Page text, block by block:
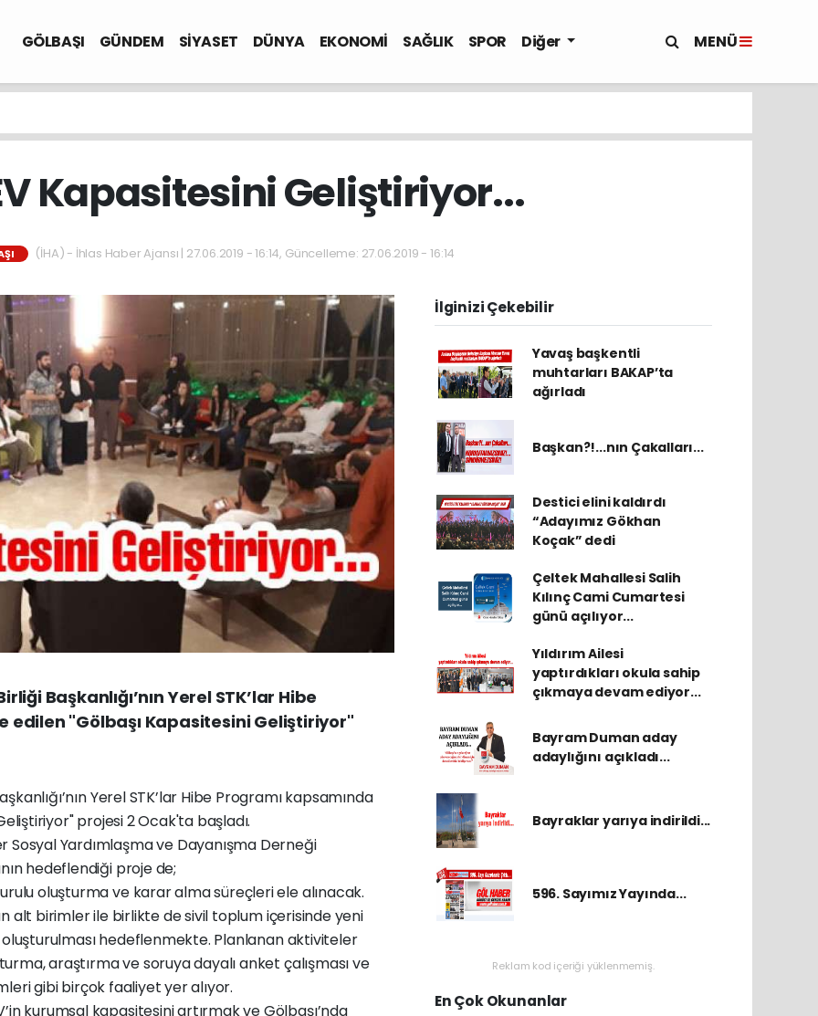
GÖLBAŞI GÜNDEM SİYASET DÜNYA EKONOMİ SAĞLIK SPOR Diğer MENÜ
Kapasitesini Geliştiriyor...
(İHA) - İhlas Haber Ajansı | 27.06.2019 - 16:14, Güncelleme: 27.06.2019 - 16:14
Başkanlığı’nın Yerel STK’lar Hibe
edilen "Gölbaşı Kapasitesini Geliştiriyor"
Yerel STK’lar Hibe Programı kapsamında
projesi 2 Ocak'ta başladı.
Sosyal Yardımlaşma ve Dayanışma Derneği
hedeflendiği proje de;
oluşturma ve karar alma süreçleri ele alınacak.
alt birimler ile birlikte de sivil toplum içerisinde yeni
hedeflenmekte. Planlanan aktiviteler
araştırma ve soruya dayalı anket çalışması ve
gibi birçok faaliyet yer alıyor.
kurumsal kapasitesini artırmak ve Gölbaşı’nda
İlginizi Çekebilir
Yavaş başkentli
muhtarları BAKAP’ta
ağırladı
Başkan?!...nın Çakalları...
Destici elini kaldırdı
“Adayımız Gökhan
Koçak” dedi
Çeltek Mahallesi Salih
Kılınç Cami Cumartesi
günü açılıyor...
Yıldırım Ailesi
yaptırdıkları okula sahip
çıkmaya devam ediyor...
Bayram Duman aday
adaylığını açıkladı...
Bayraklar yarıya indirildi...
596. Sayımız Yayında...
Reklam kod içeriği yüklenmemiş.
En Çok Okunanlar